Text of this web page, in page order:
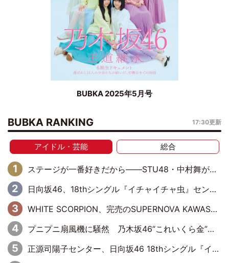
BUBKA 2025年5月号
BUBKA RANKING 17:30更新
アイドル・芸能 総合
ステージが一番好きだから――STU48・中村舞が描く“これからの私”
日向坂46、18thシングル『イチャイチャ虫』センターは正源司陽子に決定& 佐藤優羽や平岡海月など、“ひなた坂46”からの選抜入りも注目！
WHITE SCORPION、完売のSUPERNOVA KAWASAKIで沸いた“着席型LIVE” 『BASE Live #16』昼公演リポート
プニプニ扇風機に騒然 乃木坂46“これいくら金”延長中は今回もわちゃわちゃ全開
正源司陽子センター、日向坂46 18thシングル『イチャイチャ虫』新ビジュアル公開